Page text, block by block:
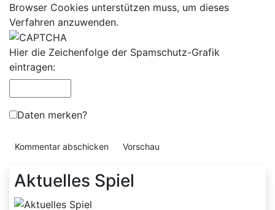
Browser Cookies unterstützen muss, um dieses
Verfahren anzuwenden.
Hier die Zeichenfolge der Spamschutz-Grafik
eintragen:
Daten merken?
Aktuelles Spiel